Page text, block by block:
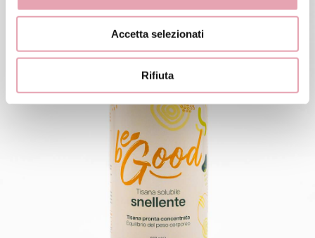
Accetta selezionati
Rifiuta